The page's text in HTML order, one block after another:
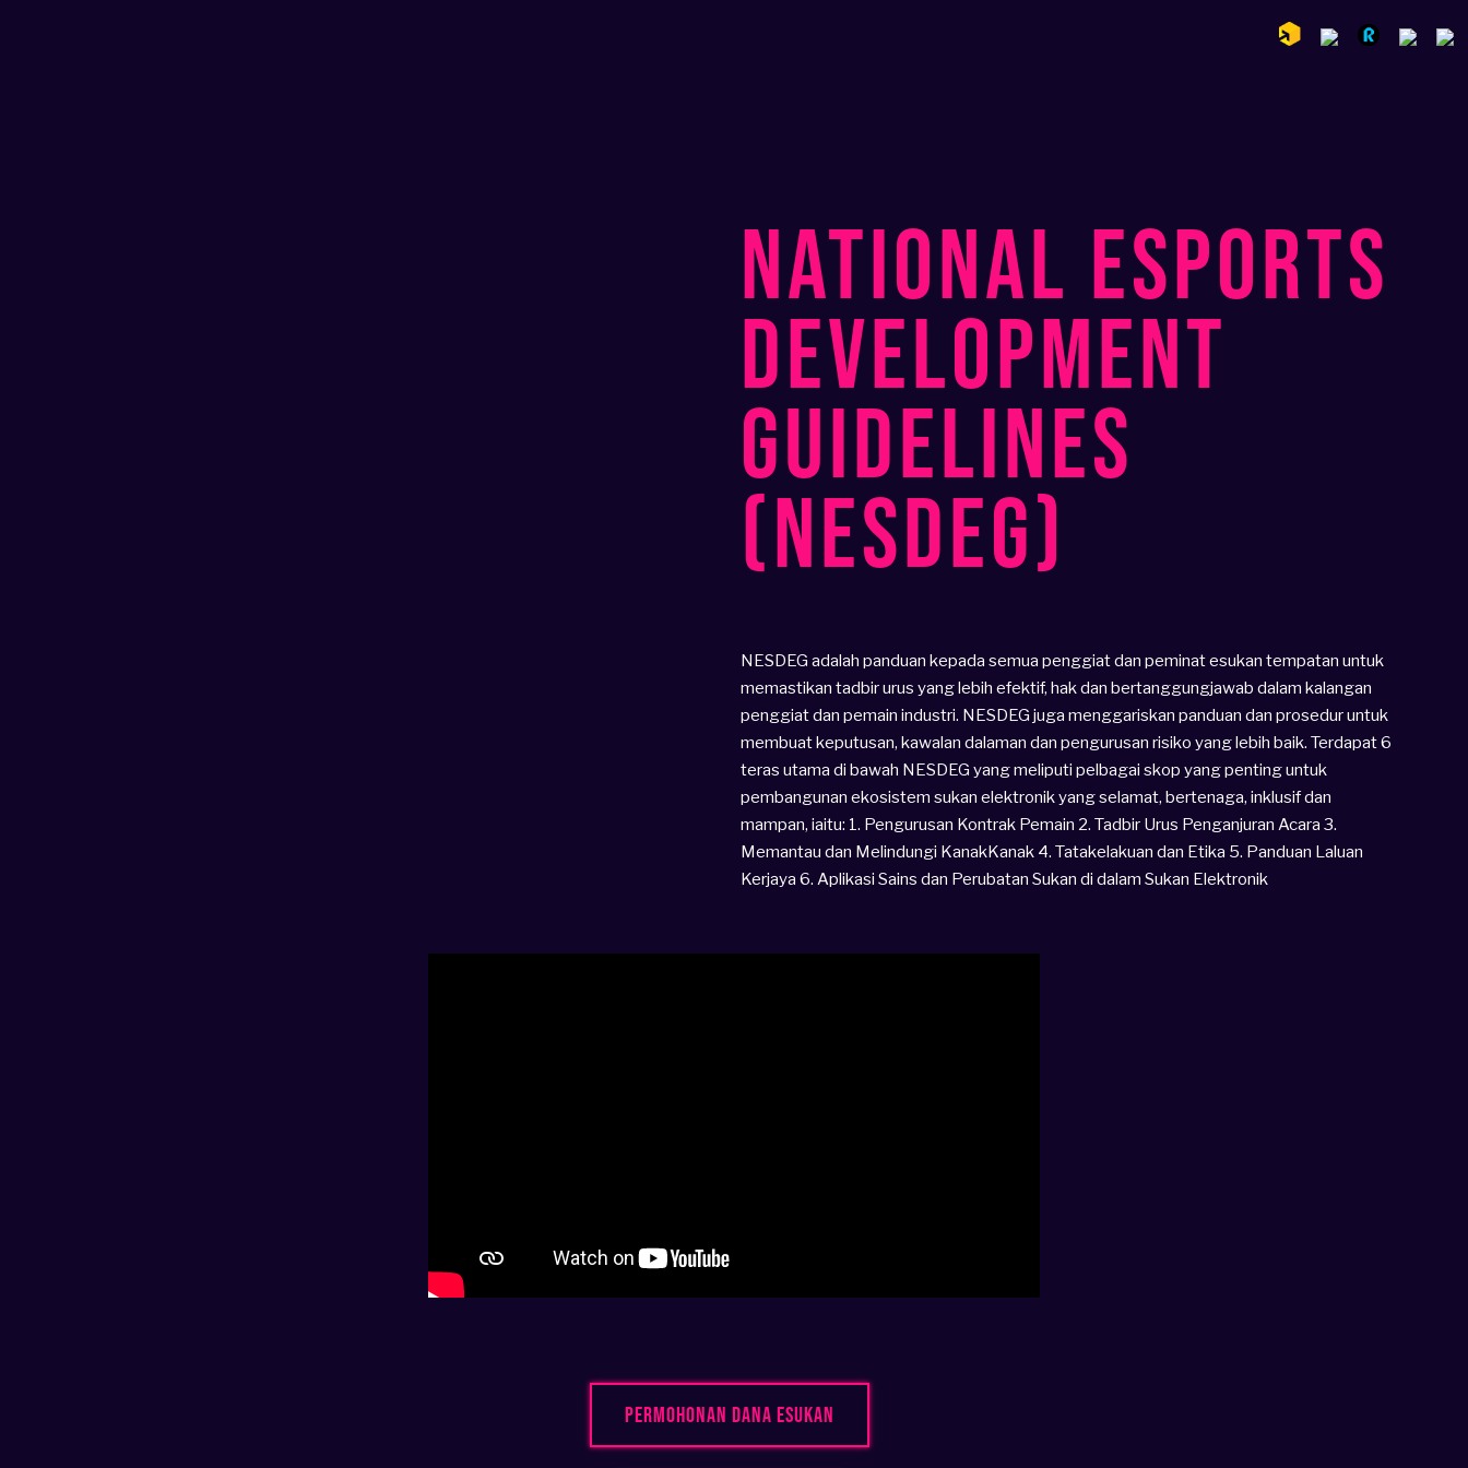
NATIONAL ESPORTS
DEVELOPMENT
GUIDELINES
(NESDEG)
NESDEG adalah panduan kepada semua penggiat dan peminat esukan tempatan untuk
memastikan tadbir urus yang lebih efektif, hak dan bertanggungjawab dalam kalangan
penggiat dan pemain industri. NESDEG juga menggariskan panduan dan prosedur untuk
membuat keputusan, kawalan dalaman dan pengurusan risiko yang lebih baik. Terdapat 6
teras utama di bawah NESDEG yang meliputi pelbagai skop yang penting untuk
pembangunan ekosistem sukan elektronik yang selamat, bertenaga, inklusif dan
mampan, iaitu: 1. Pengurusan Kontrak Pemain 2. Tadbir Urus Penganjuran Acara 3.
Memantau dan Melindungi KanakKanak 4. Tatakelakuan dan Etika 5. Panduan Laluan
Kerjaya 6. Aplikasi Sains dan Perubatan Sukan di dalam Sukan Elektronik
Permohonan Dana Esukan